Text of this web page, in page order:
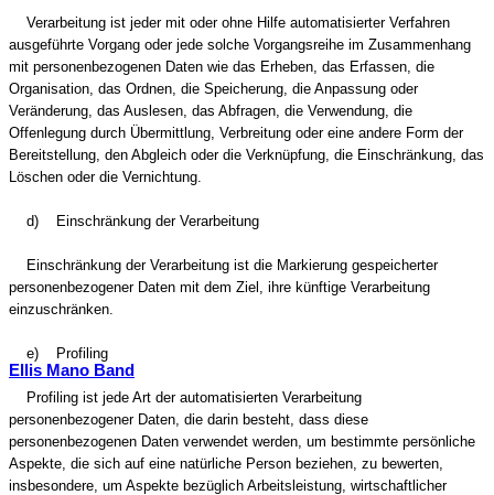
Ellis Mano Band
Verarbeitung ist jeder mit oder ohne Hilfe automatisierter Verfahren
ausgeführte Vorgang oder jede solche Vorgangsreihe im Zusammenhang
mit personenbezogenen Daten wie das Erheben, das Erfassen, die
Organisation, das Ordnen, die Speicherung, die Anpassung oder
Veränderung, das Auslesen, das Abfragen, die Verwendung, die
Offenlegung durch Übermittlung, Verbreitung oder eine andere Form der
Bereitstellung, den Abgleich oder die Verknüpfung, die Einschränkung, das
Löschen oder die Vernichtung.
d) Einschränkung der Verarbeitung
Einschränkung der Verarbeitung ist die Markierung gespeicherter
personenbezogener Daten mit dem Ziel, ihre künftige Verarbeitung
einzuschränken.
e) Profiling
Profiling ist jede Art der automatisierten Verarbeitung
personenbezogener Daten, die darin besteht, dass diese
personenbezogenen Daten verwendet werden, um bestimmte persönliche
Aspekte, die sich auf eine natürliche Person beziehen, zu bewerten,
insbesondere, um Aspekte bezüglich Arbeitsleistung, wirtschaftlicher